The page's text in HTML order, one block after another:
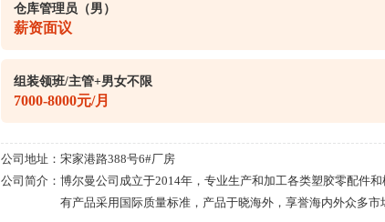
仓库管理员（男）
薪资面议
组装领班/主管+男女不限
7000-8000元/月
公司地址： 宋家港路388号6#厂房
公司简介： 博尔曼公司成立于2014年，专业生产和加工各类塑胶零配件
有产品采用国际质量标准，产品于晓海外，享誉海内外众多市